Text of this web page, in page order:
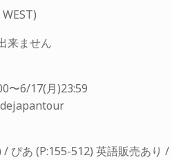
来ません
〜6/17(月)23:59
ぴあ (P:155-512) 英語販売あり